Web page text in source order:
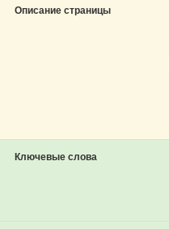
Описание страницы
Ключевые слова